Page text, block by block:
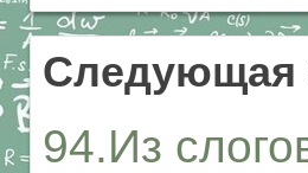
Следующая
94.Из